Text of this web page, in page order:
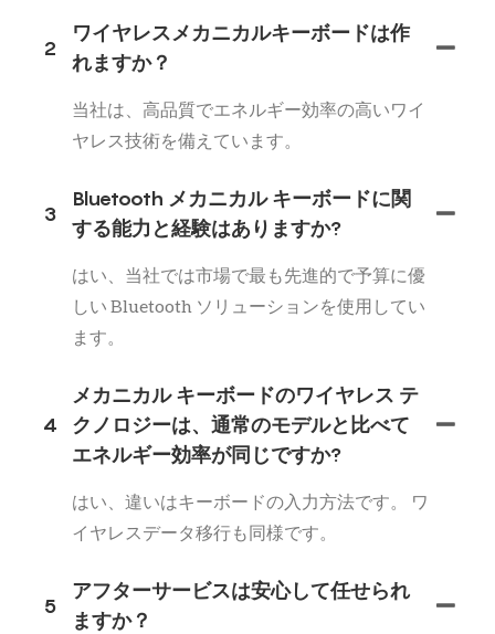
2
ワイヤレスメカニカルキーボードは作
れますか？
当社は、高品質でエネルギー効率の高いワイ
ヤレス技術を備えています。
3
Bluetooth メカニカル キーボードに関
する能力と経験はありますか?
はい、当社では市場で最も先進的で予算に優
しい Bluetooth ソリューションを使用してい
ます。
4
メカニカル キーボードのワイヤレス テ
クノロジーは、通常のモデルと比べて
エネルギー効率が同じですか?
はい、違いはキーボードの入力方法です。 ワ
イヤレスデータ移行も同様です。
5
アフターサービスは安心して任せられ
ますか？